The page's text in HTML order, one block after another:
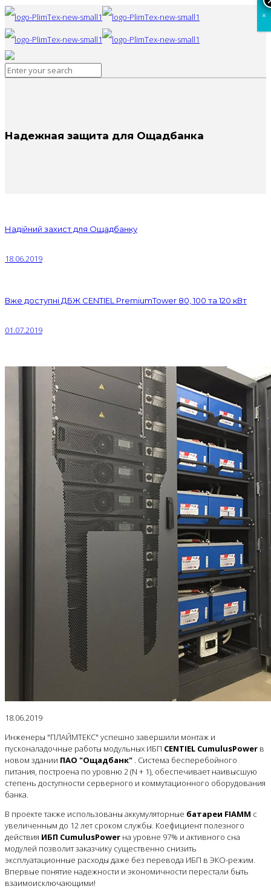
Надежная защита для Ощадбанка
Надійний захист для Ощадбанку
18.06.2019
Вже доступні ДБЖ CENTIEL PremiumTower 80, 100 та 120 кВт
01.07.2019
18.06.2019
Инженеры "ПЛАЙМТЕКС" успешно завершили монтаж и
пусконаладочные работы модульных ИБП CENTIEL CumulusPower в
новом здании ПАО "Ощадбанк" . Система бесперебойного
питания, построена по уровню 2 (N + 1), обеспечивает наивысшую
степень доступности серверного и коммутационного оборудования
банка.
В проекте также использованы аккумуляторные батареи FIAMM с
увеличенным до 12 лет сроком службы. Коефициент полезного
действия ИБП CumulusPower на уровне 97% и активного сна
модулей позволит заказчику существенно снизить
эксплуатационные расходы даже без перевода ИБП в ЭКО-режим.
Впервые понятие надежности и экономичности перестали быть
взаимоисключающими!
×